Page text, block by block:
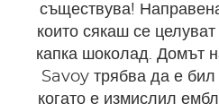
съществува!
които сякаш се
капка шоколад. Домът
Savoy трябва да е
когато е измислил